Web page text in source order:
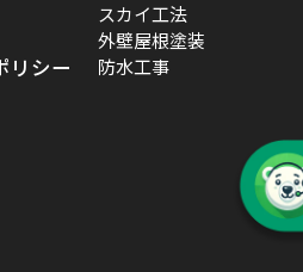
リシー
スカイ工法
外壁屋根塗装
防水工事